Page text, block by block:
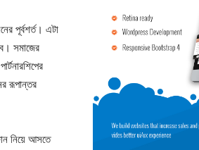
পূর্বশর্ত। এটা
সমাজের
রূপান্তর
নিয়ে আসতে